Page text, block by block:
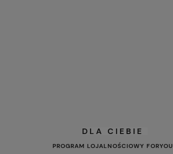
DLA CIEBIE
PROGRAM LOJALNOŚCIOWY FORYOU